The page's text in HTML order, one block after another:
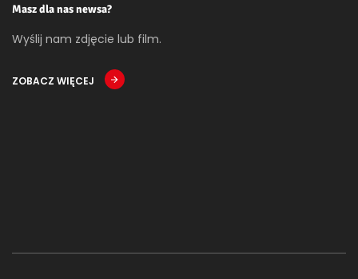
Masz dla nas newsa?
Wyślij nam zdjęcie lub film.
ZOBACZ WIĘCEJ